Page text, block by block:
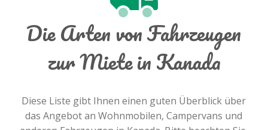
Die Arten von Fahrzeugen
zur Miete in Kanada
Diese Liste gibt Ihnen einen guten Überblick über
das Angebot an Wohnmobilen, Campervans und